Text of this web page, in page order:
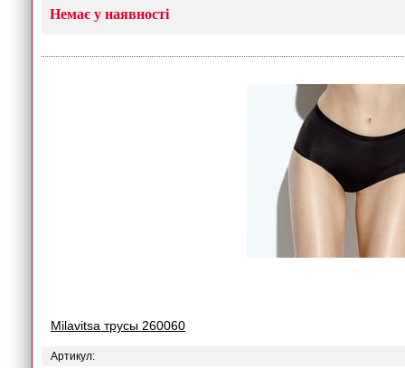
Немає у наявності
Milavitsa трусы 260060
Артикул: